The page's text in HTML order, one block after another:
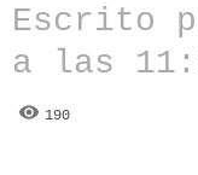
Escrito
a las
190